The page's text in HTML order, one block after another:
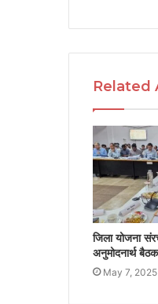
Related
जिला योजना
अनुमोदनार्थ
May 7, 2025